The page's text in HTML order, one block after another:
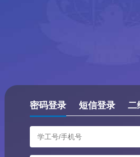
密码登录 短信登录 二